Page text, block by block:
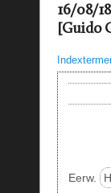
16/08/
[Guido
Eerw.